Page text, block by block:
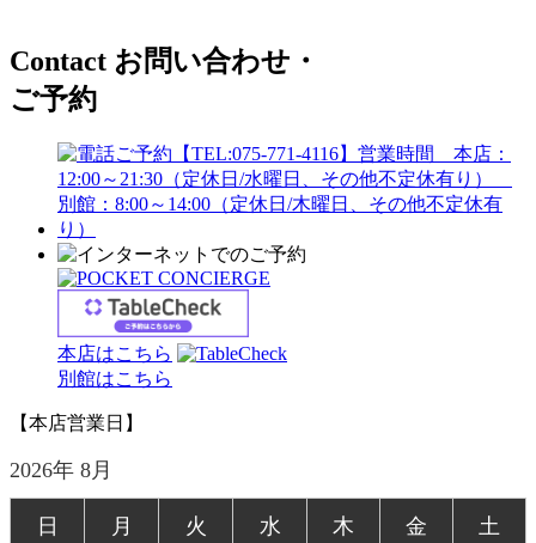
Contact お問い合わせ・
ご予約
本店はこちら
別館はこちら
【本店営業日】
2026年 8月
日 月 火 水 木 金 土